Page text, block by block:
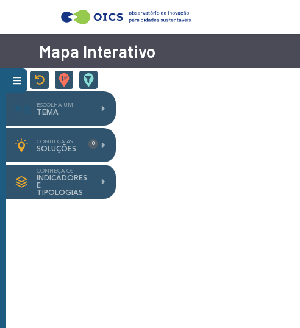
Mapa Interativo